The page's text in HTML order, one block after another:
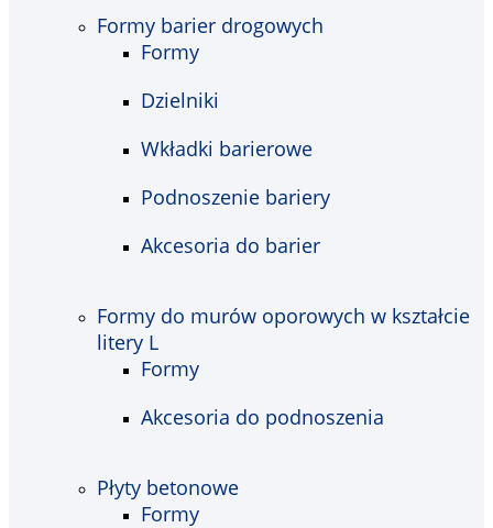
Formy barier drogowych
Formy
Dzielniki
Wkładki barierowe
Podnoszenie bariery
Akcesoria do barier
Formy do murów oporowych w kształcie
litery L
Formy
Akcesoria do podnoszenia
Płyty betonowe
Formy